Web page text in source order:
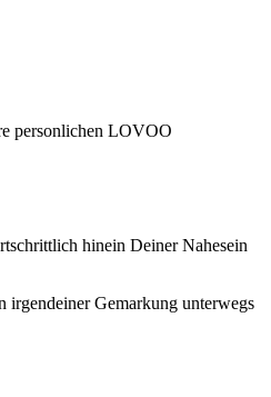
personlichen LOVOO
hinein Deiner Nahesein
irgendeiner Gemarkung unterwegs